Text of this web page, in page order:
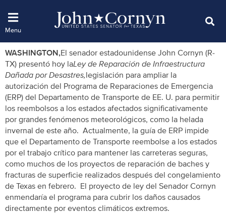
WASHINGTON,El senador estadounidense John Cornyn (R-
TX) presentó hoy laLey de Reparación de Infraestructura
Dañada por Desastres,legislación para ampliar la
autorización del Programa de Reparaciones de Emergencia
(ERP) del Departamento de Transporte de EE. U. para permitir
los reembolsos a los estados afectados significativamente
por grandes fenómenos meteorológicos, como la helada
invernal de este año. Actualmente, la guía de ERP impide
que el Departamento de Transporte reembolse a los estados
por el trabajo crítico para mantener las carreteras seguras,
como muchos de los proyectos de reparación de baches y
fracturas de superficie realizados después del congelamiento
de Texas en febrero. El proyecto de ley del Senador Cornyn
enmendaría el programa para cubrir los daños causados
directamente por eventos climáticos extremos.